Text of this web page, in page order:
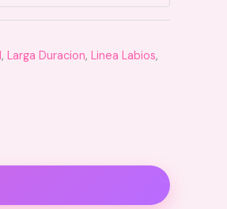
, Larga Duracion, Linea Labios,